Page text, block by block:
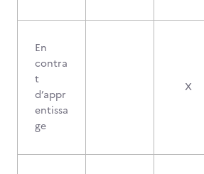
En
contra
t
d’appr
entissa
ge
X